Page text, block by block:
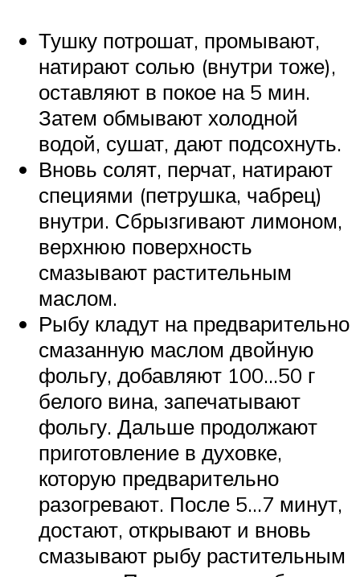
Тушку потрошат, промывают,
натирают солью (внутри тоже),
оставляют в покое на 5 мин.
Затем обмывают холодной
водой, сушат, дают подсохнуть.
Вновь солят, перчат, натирают
специями (петрушка, чабрец)
внутри. Сбрызгивают лимоном,
верхнюю поверхность
смазывают растительным
маслом.
Рыбу кладут на предварительно
смазанную маслом двойную
фольгу, добавляют 100…50 г
белого вина, запечатывают
фольгу. Дальше продолжают
приготовление в духовке,
которую предварительно
разогревают. После 5…7 минут,
достают, открывают и вновь
смазывают рыбу растительным